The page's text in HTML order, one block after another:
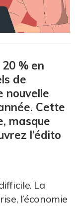
% en
de
nouvelle
Cette
masque
l’édito
La
l’économie